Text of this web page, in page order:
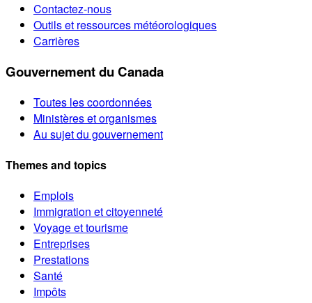
Contactez-nous
Outils et ressources météorologiques
Carrières
Gouvernement du Canada
Toutes les coordonnées
Ministères et organismes
Au sujet du gouvernement
Themes and topics
Emplois
Immigration et citoyenneté
Voyage et tourisme
Entreprises
Prestations
Santé
Impôts